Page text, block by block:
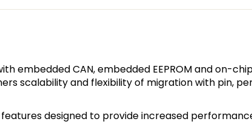
embedded CAN, embedded EEPROM and on-
scalability and flexibility of migration with pin,
designed to provide increased